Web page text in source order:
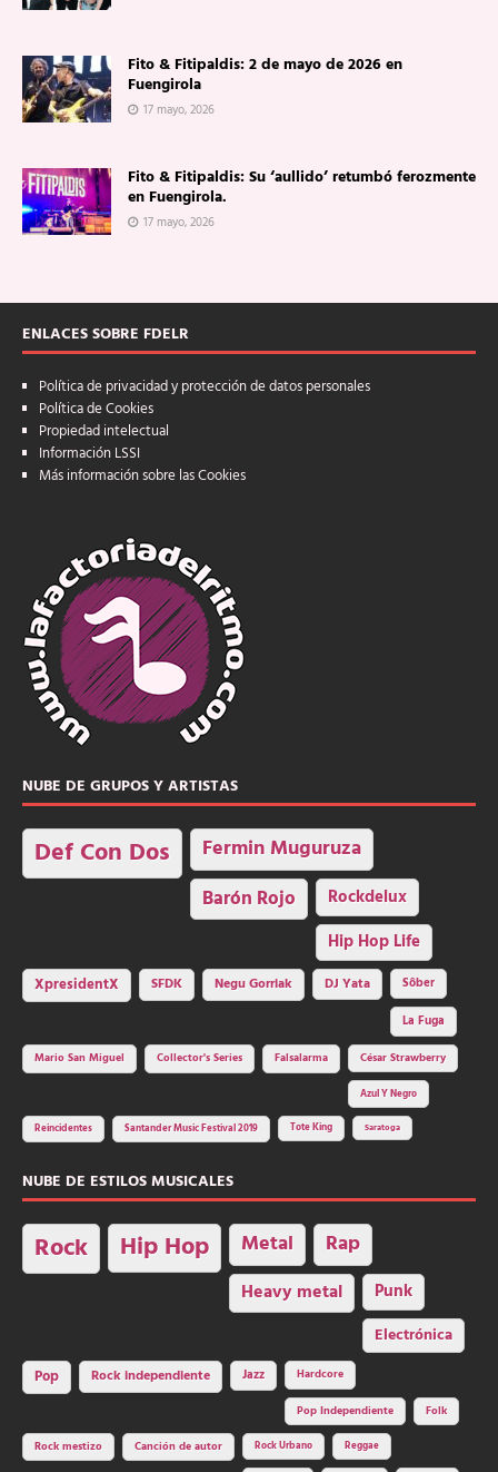
Fito & Fitipaldis: 2 de mayo de 2026 en
Fuengirola
17 mayo, 2026
Fito & Fitipaldis: Su ‘aullido’ retumbó ferozmente
en Fuengirola.
17 mayo, 2026
ENLACES SOBRE FDELR
Política de privacidad y protección de datos personales
Política de Cookies
Propiedad intelectual
Información LSSI
Más información sobre las Cookies
NUBE DE GRUPOS Y ARTISTAS
Def Con Dos Fermin Muguruza
Barón Rojo Rockdelux
Hip Hop Life
XpresidentX SFDK Negu Gorriak DJ Yata
Sôber
La Fuga
Mario San Miguel
Collector's Series Falsalarma César Strawberry
Azul Y Negro
Reincidentes Santander Music Festival 2019 Tote King Saratoga
NUBE DE ESTILOS MUSICALES
Rock Hip Hop Metal Rap
Heavy metal Punk
Electrónica
Pop Rock independiente Jazz Hardcore
Pop Independiente Folk
Rock mestizo Canción de autor Rock Urbano Reggae